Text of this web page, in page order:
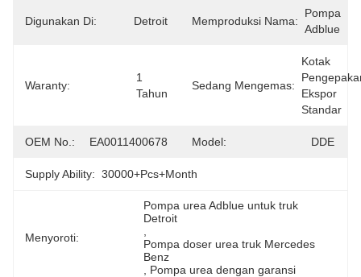
Digunakan Di: Detroit Memproduksi Nama:
Pompa
Adblue
Waranty:
1
Tahun
Sedang Mengemas:
Kotak
Ekspor
Standar
OEM No.: EA0011400678 Model: DDE
Supply Ability: 30000+Pcs+Month
Menyoroti:
Pompa urea Adblue untuk truk
Detroit
Pompa doser urea truk Mercedes
Benz
Pompa urea dengan garansi